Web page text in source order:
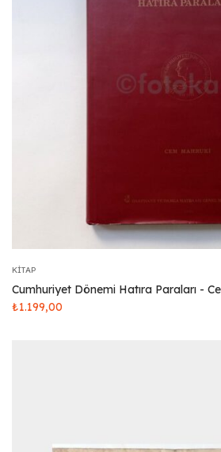
KITAP
Cumhuriyet Dönemi Hatıra Paraları -
₺1.199,00